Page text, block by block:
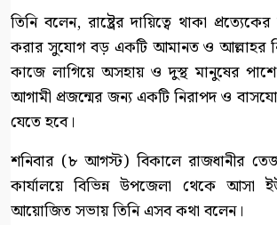
তিনি বলেন, রাষ্ট্রের দায়িত্বে থাকা
করার সুযোগ বড় একটি আমানত ও আল্লাহর
কাজে লাগিয়ে অসহায় ও দুস্থ মানুষের
আগামী প্রজন্মের জন্য একটি নিরাপদ ও
যেতে হবে।
শনিবার (৮ আগস্ট) বিকালে রাজধানীর
কার্যালয়ে বিভিন্ন উপজেলা থেকে আসা
আয়োজিত সভায় তিনি এসব কথা বলেন।